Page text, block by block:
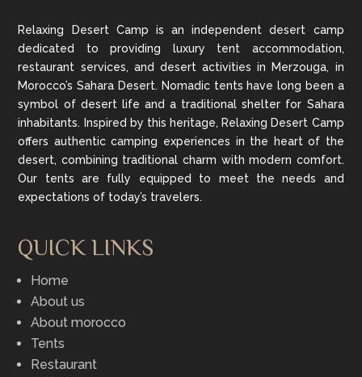
Relaxing Desert Camp is an independent desert camp
dedicated to providing luxury tent accommodation,
restaurant services, and desert activities in Merzouga, in
Morocco’s Sahara Desert. Nomadic tents have long been a
symbol of desert life and a traditional shelter for Sahara
inhabitants. Inspired by this heritage, Relaxing Desert Camp
offers authentic camping experiences in the heart of the
desert, combining traditional charm with modern comfort.
Our tents are fully equipped to meet the needs and
expectations of today’s travelers.
QUICK LINKS
Home
About us
About morocco
Tents
Restaurant